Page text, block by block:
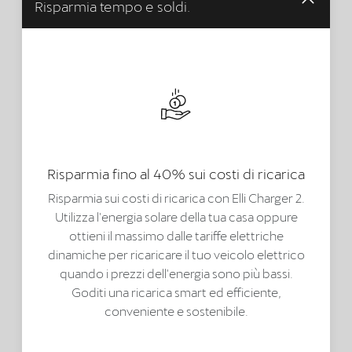
Risparmia tempo e soldi.
Risparmia fino al 40% sui costi di ricarica
Risparmia sui costi di ricarica con Elli Charger 2.
Utilizza l'energia solare della tua casa oppure
ottieni il massimo dalle tariffe elettriche
dinamiche per ricaricare il tuo veicolo elettrico
quando i prezzi dell'energia sono più bassi.
Goditi una ricarica smart ed efficiente,
conveniente e sostenibile.